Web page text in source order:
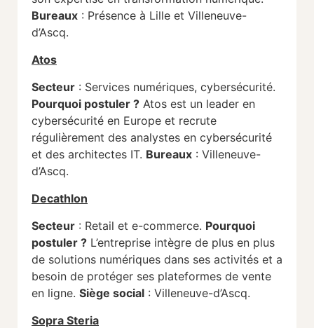
Bureaux : Présence à Lille et Villeneuve-
d’Ascq.
Atos
Secteur : Services numériques, cybersécurité.
Pourquoi postuler ? Atos est un leader en
cybersécurité en Europe et recrute
régulièrement des analystes en cybersécurité
et des architectes IT. Bureaux : Villeneuve-
d’Ascq.
Decathlon
Secteur : Retail et e-commerce. Pourquoi
postuler ? L’entreprise intègre de plus en plus
de solutions numériques dans ses activités et a
besoin de protéger ses plateformes de vente
en ligne. Siège social : Villeneuve-d’Ascq.
Sopra Steria